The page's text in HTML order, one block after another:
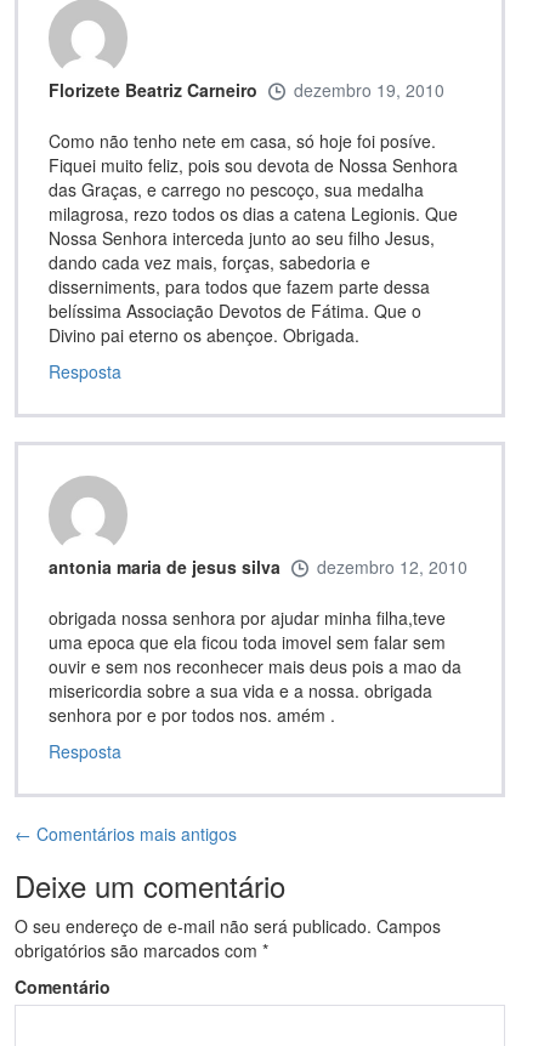
Florizete Beatriz Carneiro dezembro 19, 2010
Como não tenho nete em casa, só hoje foi posíve.
Fiquei muito feliz, pois sou devota de Nossa Senhora
das Graças, e carrego no pescoço, sua medalha
milagrosa, rezo todos os dias a catena Legionis. Que
Nossa Senhora interceda junto ao seu filho Jesus,
dando cada vez mais, forças, sabedoria e
disserniments, para todos que fazem parte dessa
belíssima Associação Devotos de Fátima. Que o
Divino pai eterno os abençoe. Obrigada.
Resposta
antonia maria de jesus silva dezembro 12, 2010
obrigada nossa senhora por ajudar minha filha,teve
uma epoca que ela ficou toda imovel sem falar sem
ouvir e sem nos reconhecer mais deus pois a mao da
misericordia sobre a sua vida e a nossa. obrigada
senhora por e por todos nos. amém .
Resposta
← Comentários mais antigos
Deixe um comentário
O seu endereço de e-mail não será publicado. Campos
obrigatórios são marcados com *
Comentário